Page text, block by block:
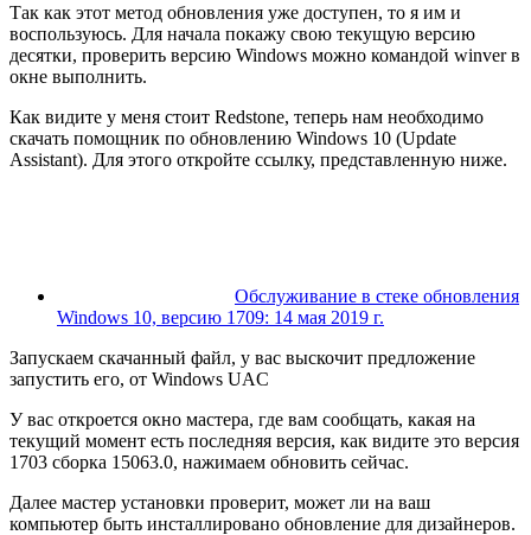
Так как этот метод обновления уже доступен, то я им и
воспользуюсь. Для начала покажу свою текущую версию
десятки, проверить версию Windows можно командой winver в
окне выполнить.
Как видите у меня стоит Redstone, теперь нам необходимо
скачать помощник по обновлению Windows 10 (Update
Assistant). Для этого откройте ссылку, представленную ниже.
Обслуживание в стеке обновления
Windows 10, версию 1709: 14 мая 2019 г.
Запускаем скачанный файл, у вас выскочит предложение
запустить его, от Windows UAC
У вас откроется окно мастера, где вам сообщать, какая на
текущий момент есть последняя версия, как видите это версия
1703 сборка 15063.0, нажимаем обновить сейчас.
Далее мастер установки проверит, может ли на ваш
компьютер быть инсталлировано обновление для дизайнеров.